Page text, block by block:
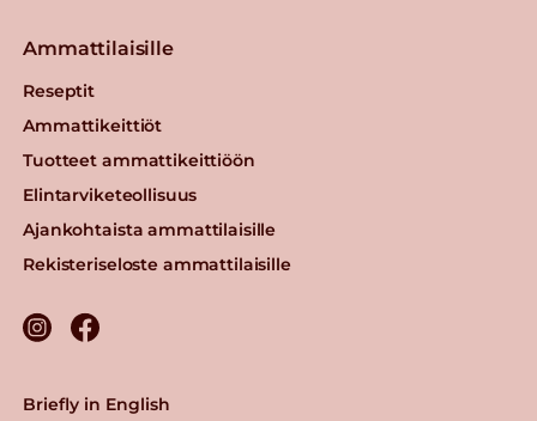
Ammattilaisille
Reseptit
Ammattikeittiöt
Tuotteet ammattikeittiöön
Elintarviketeollisuus
Ajankohtaista ammattilaisille
Rekisteriseloste ammattilaisille
Briefly in English